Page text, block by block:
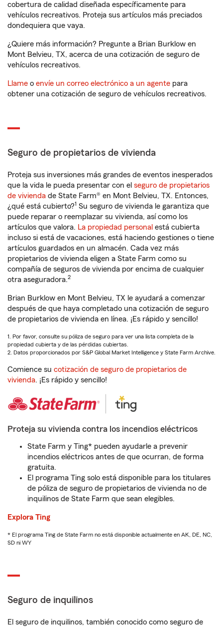
cobertura de calidad diseñada específicamente para
vehículos recreativos. Proteja sus artículos más preciados
dondequiera que vaya.
¿Quiere más información? Pregunte a Brian Burklow en
Mont Belvieu, TX, acerca de una cotización de seguro de
vehículos recreativos.
Llame o envíe un correo electrónico a un agente para
obtener una cotización de seguro de vehículos recreativos.
Seguro de propietarios de vivienda
Proteja sus inversiones más grandes de eventos inesperados
que la vida le pueda presentar con el seguro de propietarios
de vivienda de State Farm® en Mont Belvieu, TX. Entonces,
¿qué está cubierto?1 Su seguro de vivienda le garantiza que
puede reparar o reemplazar su vivienda, así como los
artículos que valora. La propiedad personal está cubierta
incluso si está de vacaciones, está haciendo gestiones o tiene
artículos guardados en un almacén. Cada vez más
propietarios de vivienda eligen a State Farm como su
compañía de seguros de vivienda por encima de cualquier
otra aseguradora.2
Brian Burklow en Mont Belvieu, TX le ayudará a comenzar
después de que haya completado una cotización de seguro
de propietarios de vivienda en línea. ¡Es rápido y sencillo!
1. Por favor, consulte su póliza de seguro para ver una lista completa de la
propiedad cubierta y de las pérdidas cubiertas.
2. Datos proporcionados por S&P Global Market Intelligence y State Farm Archive.
Comience su cotización de seguro de propietarios de
vivienda. ¡Es rápido y sencillo!
Proteja su vivienda contra los incendios eléctricos
State Farm y Ting* pueden ayudarle a prevenir
incendios eléctricos antes de que ocurran, de forma
gratuita.
El programa Ting solo está disponible para los titulares
de póliza de seguro de propietarios de vivienda no de
inquilinos de State Farm que sean elegibles.
Explora Ting
* El programa Ting de State Farm no está disponible actualmente en AK, DE, NC,
SD ni WY
Seguro de inquilinos
El seguro de inquilinos, también conocido como seguro de